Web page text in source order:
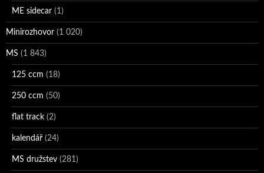
ME sidecar (1)
Minirozhovor (1 020)
MS (1 843)
125 ccm (18)
250 ccm (50)
flat track (2)
kalendář (24)
MS družstev (281)